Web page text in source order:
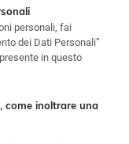
personali, fai
dei Dati Personali”
in questo
come inoltrare una